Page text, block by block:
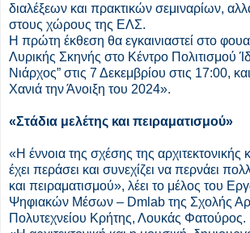
διαλέξεων και πρακτικών σεμιναρίων,
στους χώρους της ΕΛΣ.
Η πρώτη έκθεση θα εγκαινιαστεί στο
Λυρικής Σκηνής στο Κέντρο Πολιτισμού
Νιάρχος” στις 7 Δεκεμβρίου στις 17:00,
Χανιά την Άνοιξη του 2024».
«Στάδια μελέτης και πειραματισμού»
«Η έννοια της σχέσης της αρχιτεκτονικής
έχει περάσει και συνεχίζει να περνάει
και πειραματισμού», λέει το μέλος του
Ψηφιακών Μέσων – Dmlab της Σχολής
Πολυτεχνείου Κρήτης, Λουκάς Φατούρος.